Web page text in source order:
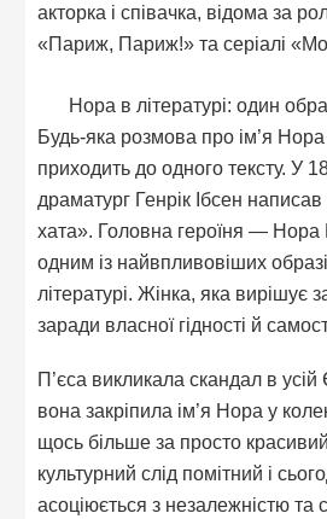
акторка і співачка, відома за
«Париж, Париж!» та серіалі
Нора в літературі: один
Будь-яка розмова про ім’я
приходить до одного тексту. У
драматург Генрік Ібсен
хата». Головна героїня —
одним із найвпливовіших
літературі. Жінка, яка вирішує
заради власної гідності й
П’єса викликала скандал в
вона закріпила ім’я Нора у
щось більше за просто
культурний слід помітний і
асоціюється з незалежністю